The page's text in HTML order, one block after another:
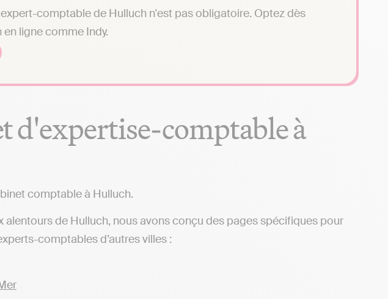
comptable de Hulluch n'est pas obligatoire. Optez dès
ligne comme Indy.
d'expertise-comptable à
comptable à Hulluch.
de Hulluch, nous avons conçu des pages spécifiques pour
comptables d’autres villes :